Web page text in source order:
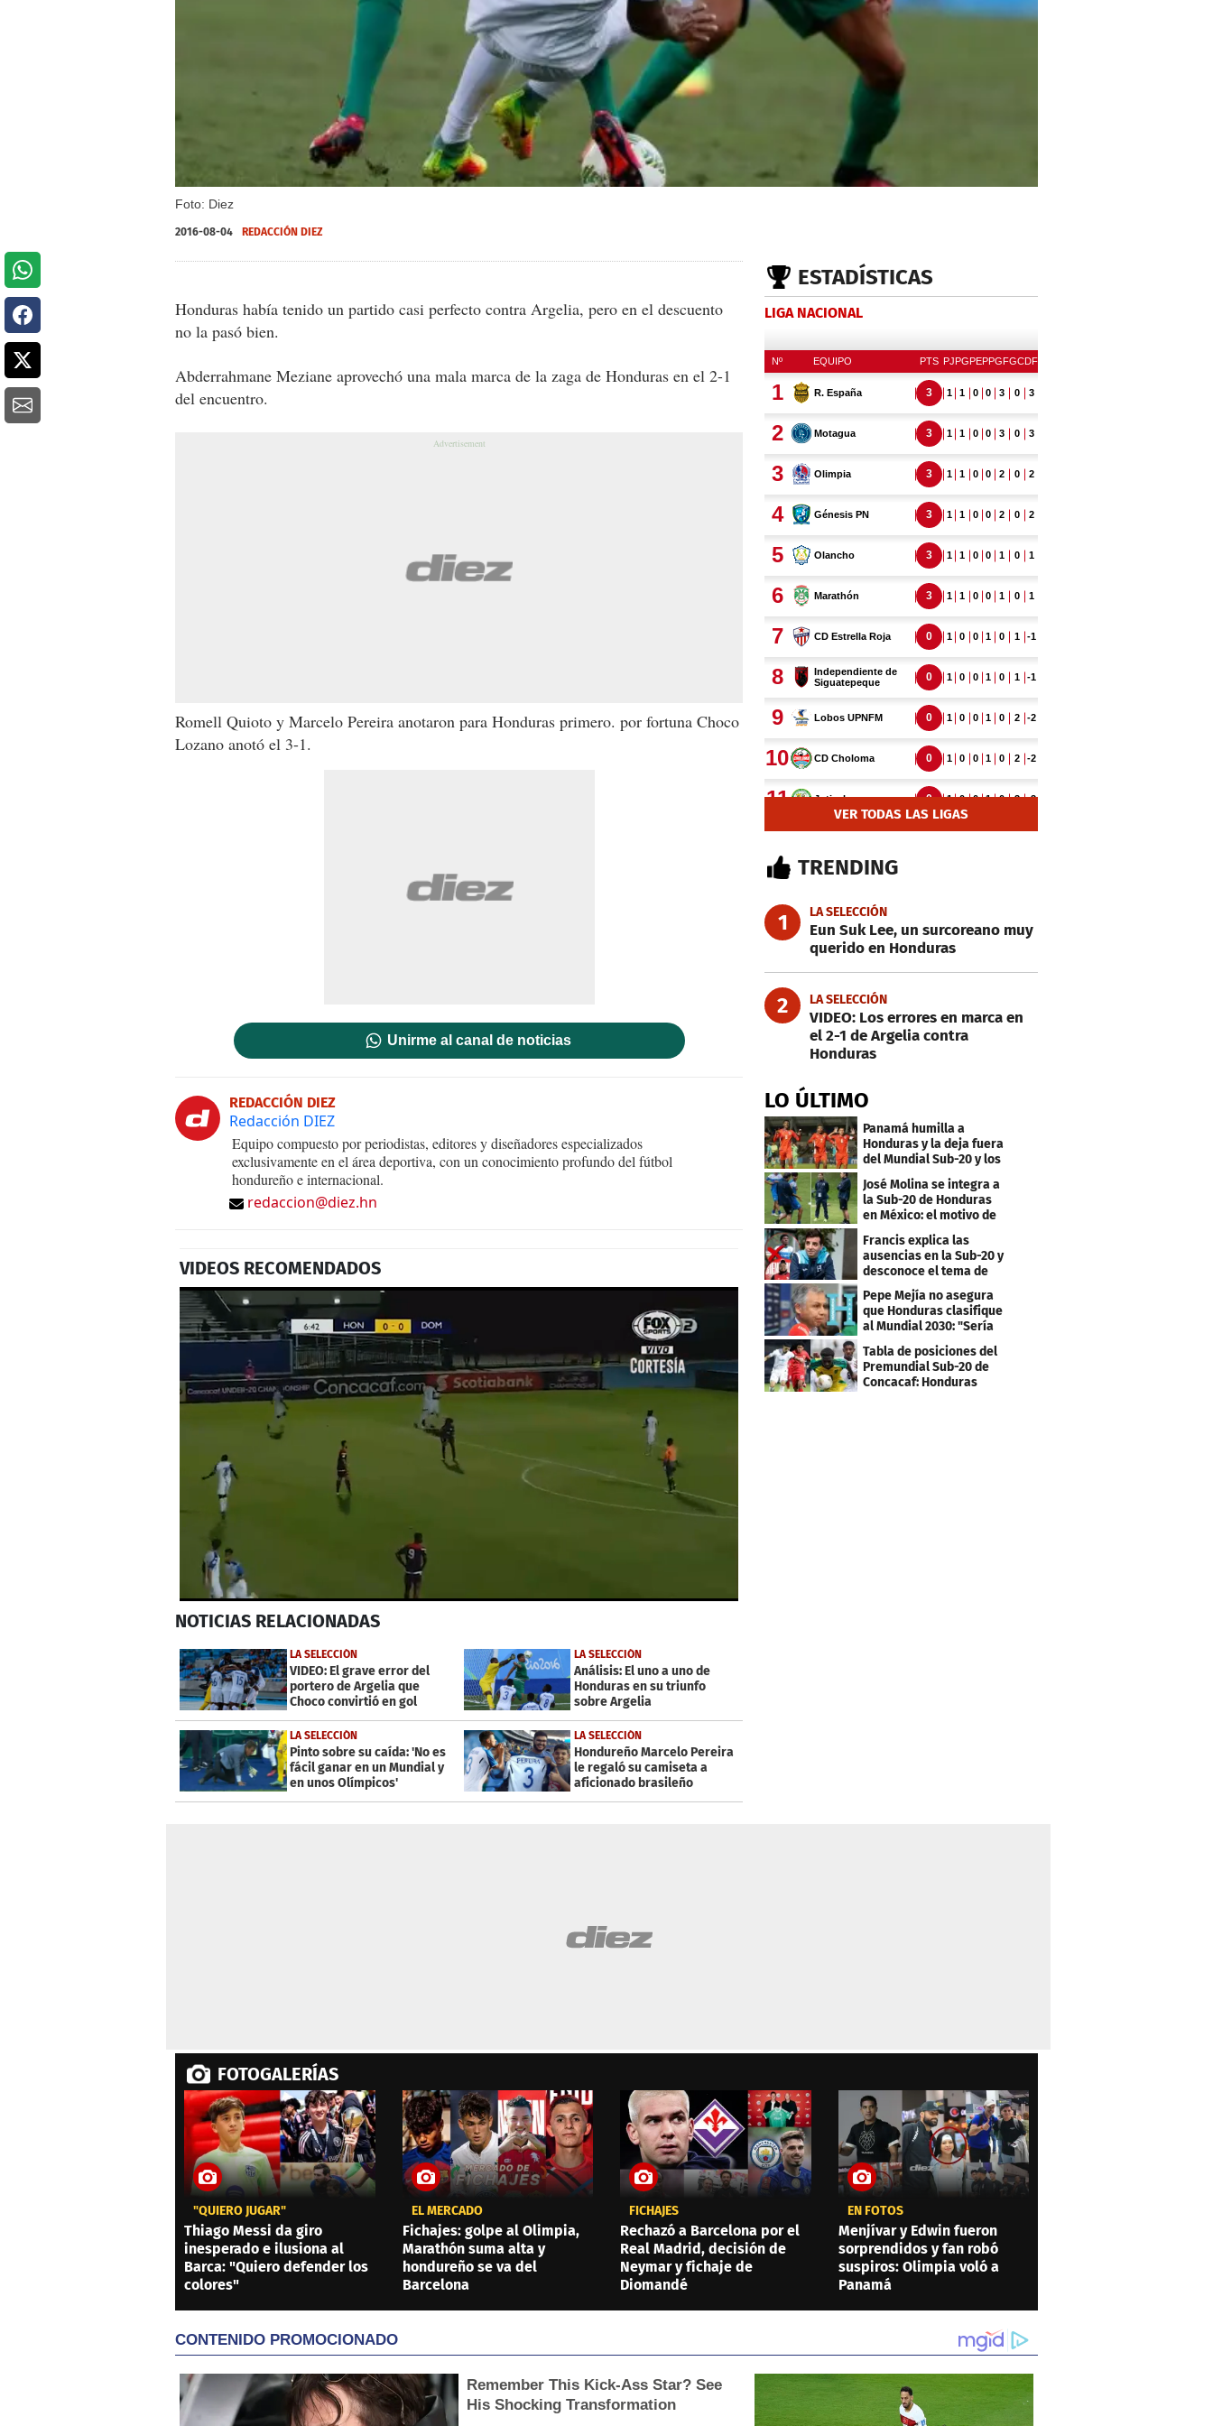
Foto: Diez
2016-08-04 REDACCIÓN DIEZ
Honduras había tenido un partido casi perfecto contra Argelia, pero en el descuento
no la pasó bien.
Abderrahmane Meziane aprovechó una mala marca de la zaga de Honduras en el 2-1
del encuentro.
Romell Quioto y Marcelo Pereira anotaron para Honduras primero. por fortuna Choco
Lozano anotó el 3-1.
Unirme al canal de noticias
REDACCIÓN DIEZ
Redacción DIEZ
Equipo compuesto por periodistas, editores y diseñadores especializados
exclusivamente en el área deportiva, con un conocimiento profundo del fútbol
hondureño e internacional.
redaccion@diez.hn
VIDEOS RECOMENDADOS
seconds
1
minute,
31
secondsVolume
0%
NOTICIAS RELACIONADAS
LA SELECCIÓN
VIDEO: El grave error del
portero de Argelia que
Choco convirtió en gol
LA SELECCIÓN
Análisis: El uno a uno de
Honduras en su triunfo
sobre Argelia
LA SELECCIÓN
Pinto sobre su caída: 'No es
fácil ganar en un Mundial y
en unos Olímpicos'
LA SELECCIÓN
Hondureño Marcelo Pereira
le regaló su camiseta a
aficionado brasileño
ESTADÍSTICAS
LIGA NACIONAL
VER TODAS LAS LIGAS
TRENDING
1 LA SELECCIÓN
Eun Suk Lee, un surcoreano muy
querido en Honduras
2 LA SELECCIÓN
VIDEO: Los errores en marca en
el 2-1 de Argelia contra
Honduras
LO ÚLTIMO
Panamá humilla a
Honduras y la deja fuera
del Mundial Sub-20 y los
Juegos Olímpicos
José Molina se integra a
la Sub-20 de Honduras
en México: el motivo de
su viaje
Francis explica las
ausencias en la Sub-20 y
desconoce el tema de
los tiktokers
Pepe Mejía no asegura
que Honduras clasifique
al Mundial 2030: "Sería
mentir"
Tabla de posiciones del
Premundial Sub-20 de
Concacaf: Honduras
FOTOGALERÍAS
"QUIERO JUGAR"
Thiago Messi da giro
inesperado e ilusiona al
Barca: "Quiero defender los
colores"
EL MERCADO
Fichajes: golpe al Olimpia,
Marathón suma alta y
hondureño se va del
Barcelona
FICHAJES
Rechazó a Barcelona por el
Real Madrid, decisión de
Neymar y fichaje de
Diomandé
EN FOTOS
Menjívar y Edwin fueron
sorprendidos y fan robó
suspiros: Olimpia voló a
Panamá